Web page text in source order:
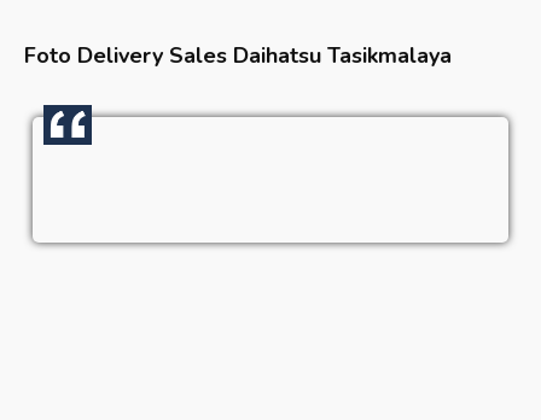
Foto Delivery Sales Daihatsu Tasikmalaya